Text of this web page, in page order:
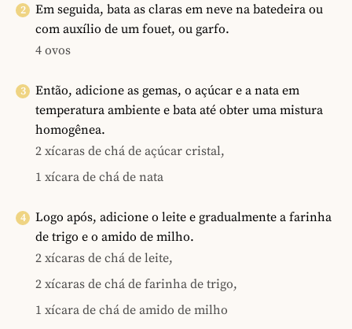
Em seguida, bata as claras em neve na batedeira ou
com auxílio de um fouet, ou garfo.
4 ovos
Então, adicione as gemas, o açúcar e a nata em
temperatura ambiente e bata até obter uma mistura
homogênea.
2 xícaras de chá de açúcar cristal,
1 xícara de chá de nata
Logo após, adicione o leite e gradualmente a farinha
de trigo e o amido de milho.
2 xícaras de chá de leite,
2 xícaras de chá de farinha de trigo,
1 xícara de chá de amido de milho